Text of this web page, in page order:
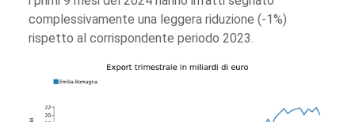
complessivamente una leggera riduzione (-1%)
rispetto al corrispondente periodo 2023.